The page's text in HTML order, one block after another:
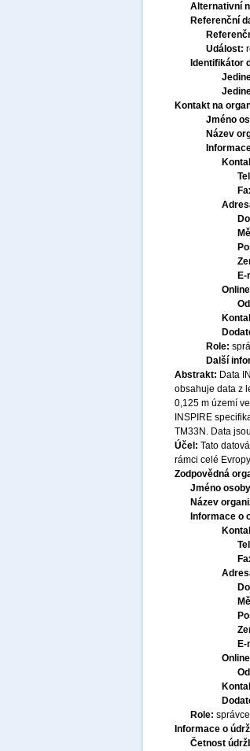
Alternativní
Referenční
Událost:
Identifikátor
Kontakt na
Jméno
Název
E-
Role:
Další
Abstrakt: Data
obsahuje data z
0,125 m území
INSPIRE
TM33N. Data
Účel: Tato
rámci celé
Zodpovědná
Jméno
Název
Informace o
E-
Role: správce
Informace o
Četnost